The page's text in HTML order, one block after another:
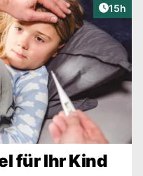
Artikel
15h
für Ihr Kind